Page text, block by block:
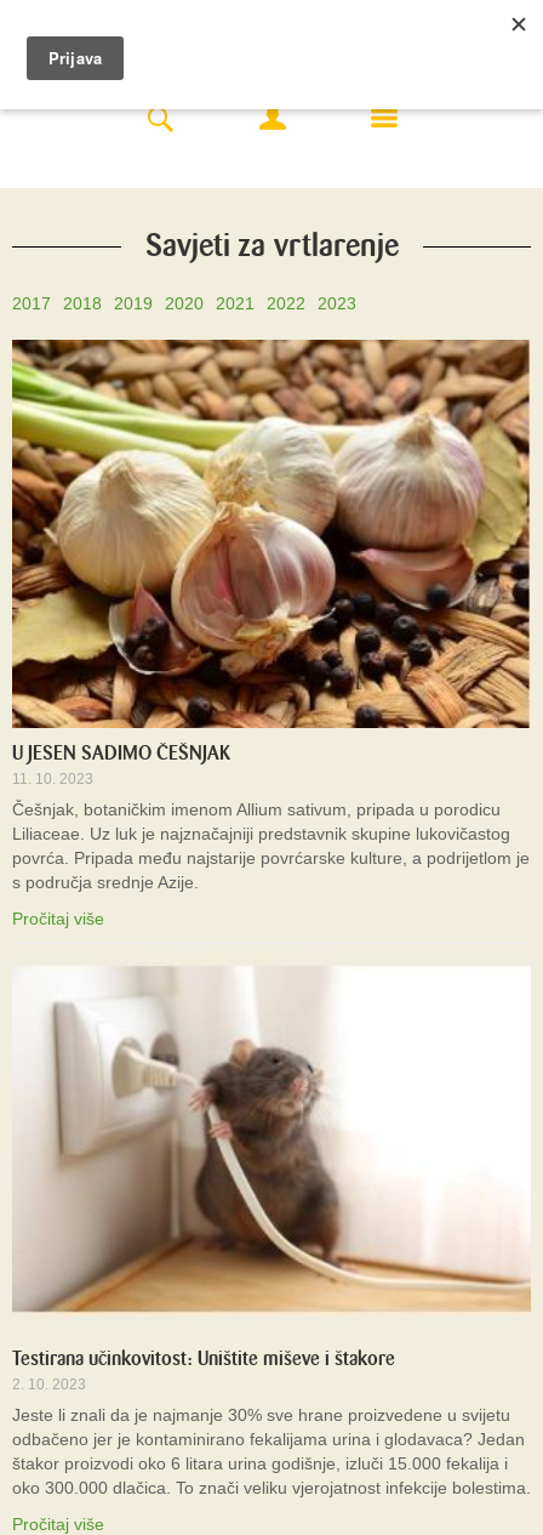
Savjeti za vrtlarenje
2017 2018 2019 2020 2021 2022 2023
U JESEN SADIMO ČEŠNJAK
11. 10. 2023
Češnjak, botaničkim imenom Allium sativum, pripada u porodicu
Liliaceae. Uz luk je najznačajniji predstavnik skupine lukovičastog
povrća. Pripada među najstarije povrćarske kulture, a podrijetlom je
s područja srednje Azije.
Pročitaj više
Testirana učinkovitost: Uništite miševe i štakore
2. 10. 2023
Jeste li znali da je najmanje 30% sve hrane proizvedene u svijetu
odbačeno jer je kontaminirano fekalijama urina i glodavaca? Jedan
štakor proizvodi oko 6 litara urina godišnje, izluči 15.000 fekalija i
oko 300.000 dlačica. To znači veliku vjerojatnost infekcije bolestima.
Pročitaj više